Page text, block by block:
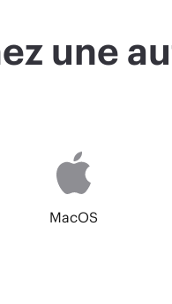
une
MacOS